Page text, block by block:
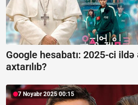
Google hesabatı: 2025-ci ildə
axtarılıb?
7 Noyabr 2025 00:15